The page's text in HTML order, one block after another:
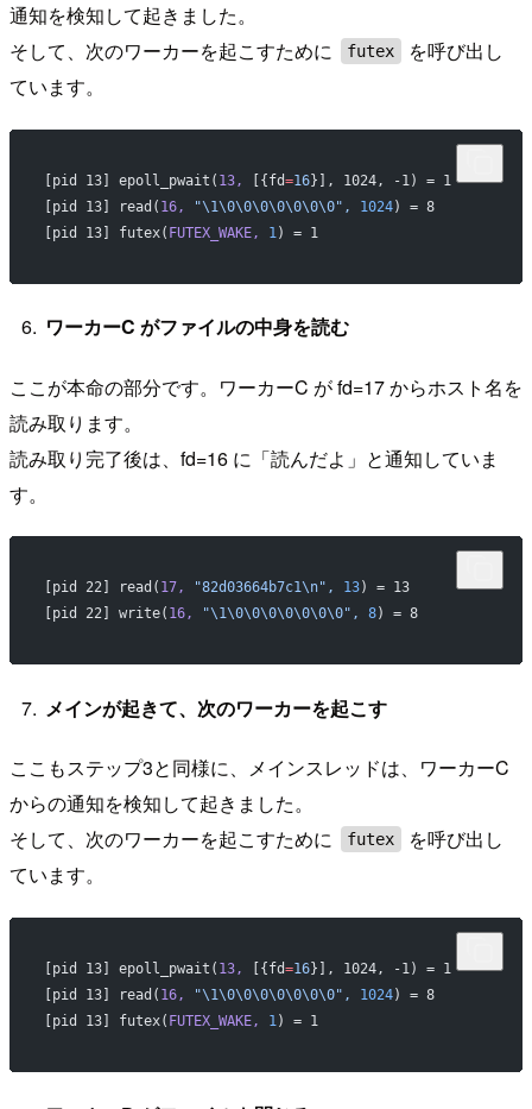
通知を検知して起きました。
そして、次のワーカーを起こすために
futex
を呼び出し
ています。
[pid 13] epoll_pwait( 13, [{fd=16}], 1024, -1) =
[pid 13] read( 16, "\1\0\0\0\0\0\0\0", 1024) =
[pid 13] futex( FUTEX_WAKE, 1) =
ワーカーC がファイルの中身を読む
ここが本命の部分です。ワーカーC が fd=17 からホスト名を
読み取ります。
読み取り完了後は、fd=16 に「読んだよ」と通知していま
す。
[pid 22] read( 17, "82d03664b7c1\n", 13) =
[pid 22] write( 16, "\1\0\0\0\0\0\0\0", 8) =
メインが起きて、次のワーカーを起こす
ここもステップ3と同様に、メインスレッドは、ワーカーC
からの通知を検知して起きました。
そして、次のワーカーを起こすために
futex
を呼び出し
ています。
[pid 13] epoll_pwait( 13, [{fd=16}], 1024, -1) =
[pid 13] read( 16, "\1\0\0\0\0\0\0\0", 1024) =
[pid 13] futex( FUTEX_WAKE, 1) =